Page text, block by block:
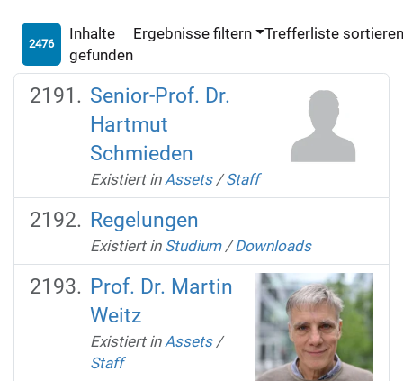
2476
Inhalte
gefunden
Ergebnisse filtern Trefferliste
Senior-Prof. Dr.
Hartmut
Schmieden
Existiert in Assets /Staff
Regelungen
Existiert in Studium /Downloads
Prof. Dr. Martin
Weitz
Existiert in Assets /
Staff